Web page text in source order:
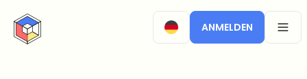
CryptoTicker
ANMELDEN